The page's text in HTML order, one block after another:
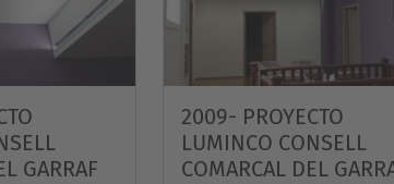
GARRAF
2009- PROYECTO
LUMINCO CONSELL
COMARCAL DEL